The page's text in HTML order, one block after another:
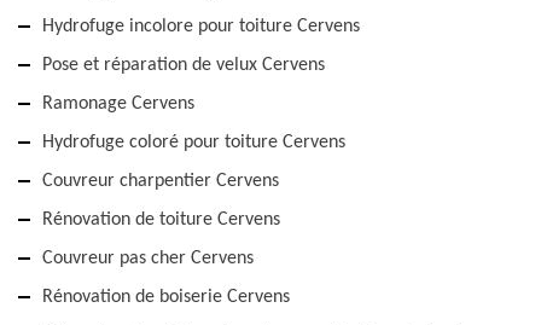
Hydrofuge incolore pour toiture Cervens
Pose et réparation de velux Cervens
Ramonage Cervens
Hydrofuge coloré pour toiture Cervens
Couvreur charpentier Cervens
Rénovation de toiture Cervens
Couvreur pas cher Cervens
Rénovation de boiserie Cervens